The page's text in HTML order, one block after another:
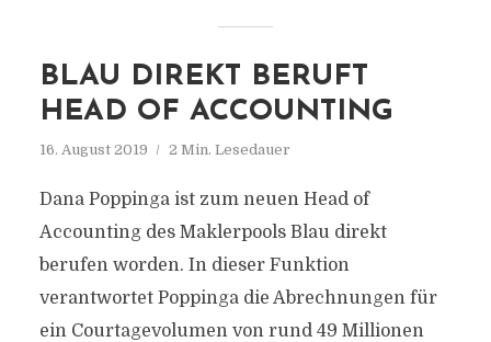
BLAU DIREKT BERUFT
HEAD OF ACCOUNTING
16. August 2019 2 Min. Lesedauer
Dana Poppinga ist zum neuen Head of
Accounting des Maklerpools Blau direkt
berufen worden. In dieser Funktion
verantwortet Poppinga die Abrechnungen für
ein Courtagevolumen von rund 49 Millionen